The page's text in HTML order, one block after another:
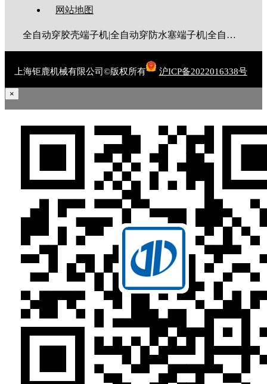
网站地图
全自动穿胶壳端子机|全自动穿防水塞端子机|全自动穿热缩管端子机|全自动穿护套端子机|全自动穿号码管端子机|全自动端子机|全自动穿防水栓端子机|端子压着机|端子压接机|静音端子机|多芯线端子机|护套线端子机|全自动排线端子机|新能源大平方压接机|电脑剥线机|自动剥线机|裁线机|剥线机
上海钜鹿机械有限公司©版权所有 沪ICP备2022016338号
×